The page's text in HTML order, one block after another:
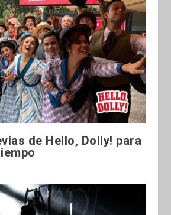
de Hello, Dolly! para